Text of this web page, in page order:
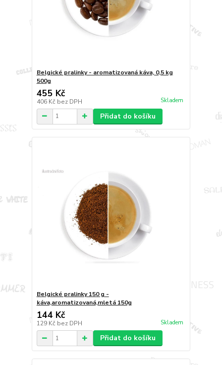
Belgické pralinky - aromatizovaná káva, 0,5 kg
500g
455 Kč
406 Kč bez DPH Skladem
Přidat do košíku
Belgické pralinky 150 g -
káva,aromatizovaná,mletá 150g
144 Kč
129 Kč bez DPH Skladem
Přidat do košíku